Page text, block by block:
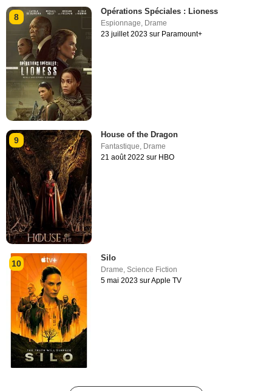
8
Opérations Spéciales : Lioness
Espionnage, Drame
23 juillet 2023 sur Paramount+
9
House of the Dragon
Fantastique, Drame
21 août 2022 sur HBO
10
Silo
Drame,Science Fiction
5 mai 2023 sur Apple TV